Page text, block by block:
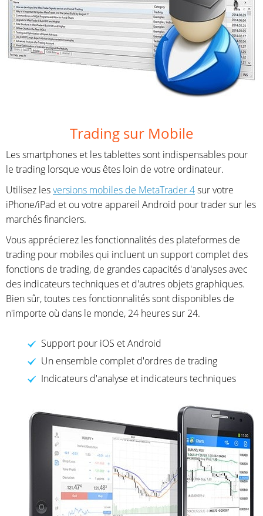
Trading sur Mobile
Les smartphones et les tablettes sont indispensables pour
le trading lorsque vous êtes loin de votre ordinateur.
Utilisez lesversions mobiles de MetaTrader 4sur votre
iPhone/iPad et ou votre appareil Android pour trader sur les
marchés financiers.
Vous apprécierez les fonctionnalités des plateformes de
trading pour mobiles qui incluent un support complet des
fonctions de trading, de grandes capacités d'analyses avec
des indicateurs techniques et d'autres objets graphiques.
Bien sûr, toutes ces fonctionnalités sont disponibles de
n'importe où dans le monde, 24 heures sur 24.
Support pour iOS et Android
Un ensemble complet d'ordres de trading
Indicateurs d'analyse et indicateurs techniques